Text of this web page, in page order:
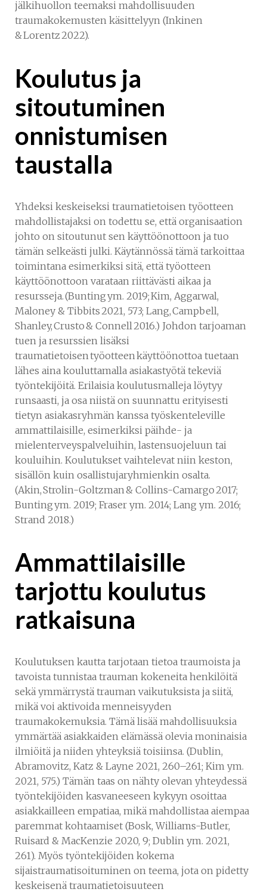
jälkihuollon teemaksi mahdollisuuden
traumakokemusten käsittelyyn (Inkinen
& Lorentz 2022).
Koulutus ja
sitoutuminen
onnistumisen
taustalla
Yhdeksi keskeiseksi traumatietoisen työotteen
mahdollistajaksi on todettu se, että organisaation
johto on sitoutunut sen käyttöönottoon ja tuo
tämän selkeästi julki. Käytännössä tämä tarkoittaa
toimintana esimerkiksi sitä, että työotteen
käyttöönottoon varataan riittävästi aikaa ja
resursseja. (Bunting ym. 2019; Kim, Aggarwal,
Maloney & Tibbits 2021, 573; Lang, Campbell,
Shanley, Crusto & Connell 2016.) Johdon tarjoaman
tuen ja resurssien lisäksi
traumatietoisen työotteen käyttöönottoa tuetaan
lähes aina kouluttamalla asiakastyötä tekeviä
työntekijöitä. Erilaisia koulutusmalleja löytyy
runsaasti, ja osa niistä on suunnattu erityisesti
tietyn asiakasryhmän kanssa työskenteleville
ammattilaisille, esimerkiksi päihde- ja
mielenterveyspalveluihin, lastensuojeluun tai
kouluihin. Koulutukset vaihtelevat niin keston,
sisällön kuin osallistujaryhmienkin osalta.
(Akin, Strolin-Goltzman & Collins-Camargo 2017;
Bunting ym. 2019; Fraser ym. 2014; Lang ym. 2016;
Strand 2018.)
Ammattilaisille
tarjottu koulutus
ratkaisuna
Koulutuksen kautta tarjotaan tietoa traumoista ja
tavoista tunnistaa trauman kokeneita henkilöitä
sekä ymmärrystä trauman vaikutuksista ja siitä,
mikä voi aktivoida menneisyyden
traumakokemuksia. Tämä lisää mahdollisuuksia
ymmärtää asiakkaiden elämässä olevia moninaisia
ilmiöitä ja niiden yhteyksiä toisiinsa. (Dublin,
Abramovitz, Katz & Layne 2021, 260–261; Kim ym.
2021, 575.) Tämän taas on nähty olevan yhteydessä
työntekijöiden kasvaneeseen kykyyn osoittaa
asiakkailleen empatiaa, mikä mahdollistaa aiempaa
paremmat kohtaamiset (Bosk, Williams-Butler,
Ruisard & MacKenzie 2020, 9; Dublin ym. 2021,
261). Myös työntekijöiden kokema
sijaistraumatisoituminen on teema, jota on pidetty
keskeisenä traumatietoisuuteen